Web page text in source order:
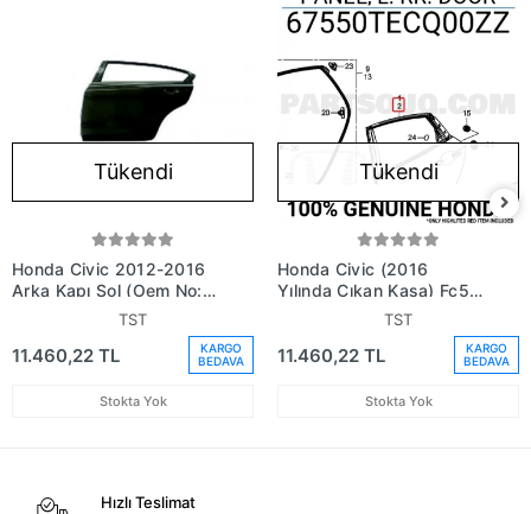
Tükendi
Honda Civic 2012-2016
Arka Kapı Sol (Oem No:
67550Tt0X3Zz)
TST
11.460,22 TL
KARGO
BEDAVA
Stokta Yok
Tükendi
Honda Civic (2016
Yılında Çıkan Kasa) Fc5
Arka Kapı Sol (Oem No:
TST
11.460,22 TL
KARGO
BEDAVA
Stokta Yok
Hızlı Teslimat